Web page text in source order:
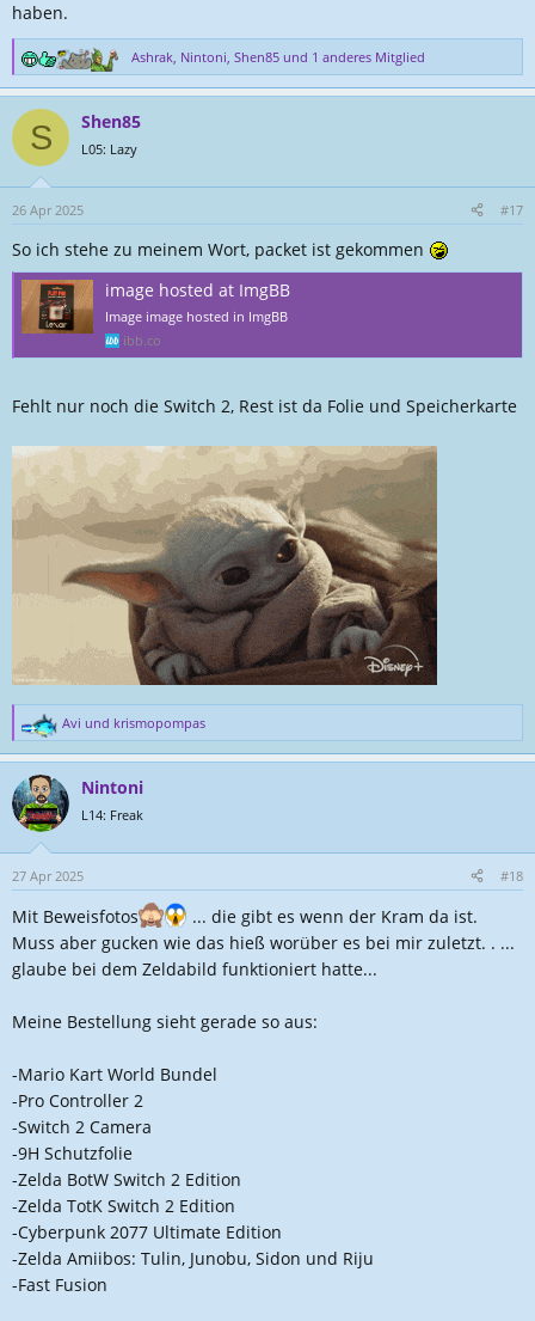
haben.
R
e
o
n
n
:
Ashrak, Nintoni, Shen85 und 1 anderes Mitglied
S Shen85
L05: Lazy
26 Apr 2025 #17
So ich stehe zu meinem Wort, packet ist gekommen
image hosted at ImgBB
Image image hosted in ImgBB
ibb.co
Fehlt nur noch die Switch 2, Rest ist da Folie und Speicherkarte
R
e
k
t
o
n
e
n
:
Avi und krismopompas
Nintoni
L14: Freak
27 Apr 2025 #18
Mit Beweisfotos
... die gibt es wenn der Kram da ist.
Muss aber gucken wie das hieß worüber es bei mir zuletzt. . ...
glaube bei dem Zeldabild funktioniert hatte...
Meine Bestellung sieht gerade so aus:
-Mario Kart World Bundel
-Pro Controller 2
-Switch 2 Camera
-9H Schutzfolie
-Zelda BotW Switch 2 Edition
-Zelda TotK Switch 2 Edition
-Cyberpunk 2077 Ultimate Edition
-Zelda Amiibos: Tulin, Junobu, Sidon und Riju
-Fast Fusion